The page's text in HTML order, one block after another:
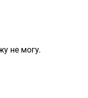
не могу.